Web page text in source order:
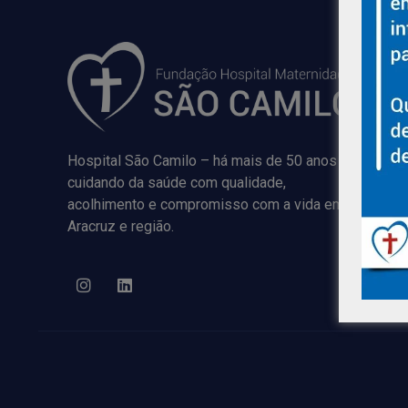
Hospital São Camilo – há mais de 50 anos
cuidando da saúde com qualidade,
acolhimento e compromisso com a vida em
Aracruz e região.